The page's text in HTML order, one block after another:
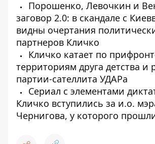
Порошенко, Левочкин и
заговор 2.0: в скандале с
видны очертания
партнеров Кличко
Кличко катает по
территориям друга детства и
партии-сателлита УДАРа
Сериал с элементами
Кличко вступились за и.о.
Чернигова, у которого